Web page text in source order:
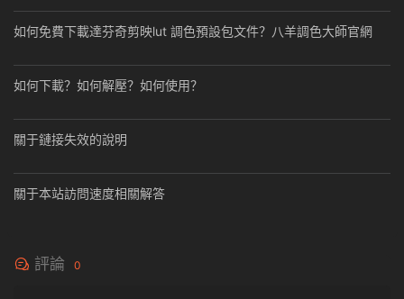
如何免費下載達芬奇剪映lut 調色預設包文件？八羊調色大師官網
如何下載？如何解壓？如何使用？
關于鏈接失效的說明
關于本站訪問速度相關解答
評論 0